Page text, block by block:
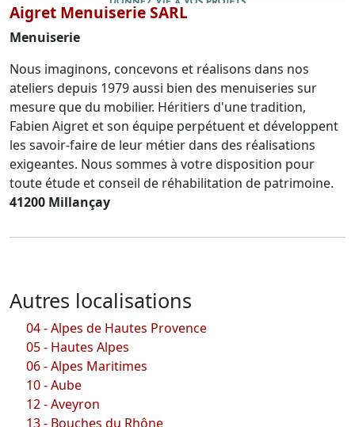
Aigret Menuiserie SARL
Menuiserie
Nous imaginons, concevons et réalisons dans nos
ateliers depuis 1979 aussi bien des menuiseries sur
mesure que du mobilier. Héritiers d'une tradition,
Fabien Aigret et son équipe perpétuent et développent
les savoir-faire de leur métier dans des réalisations
exigeantes. Nous sommes à votre disposition pour
toute étude et conseil de réhabilitation de patrimoine.
41200 Millançay
Autres localisations
04 - Alpes de Hautes Provence
05 - Hautes Alpes
06 - Alpes Maritimes
10 - Aube
12 - Aveyron
13 - Bouches du Rhône